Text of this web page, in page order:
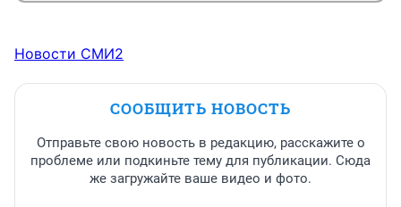
Новости СМИ2
СООБЩИТЬ НОВОСТЬ
Отправьте свою новость в редакцию, расскажите о
проблеме или подкиньте тему для публикации. Сюда
же загружайте ваше видео и фото.